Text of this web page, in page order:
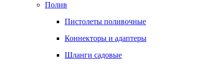
Полив
Пистолеты поливочные
Коннекторы и адаптеры
Шланги садовые